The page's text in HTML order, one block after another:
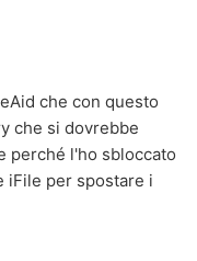
che con questo
che si dovrebbe
perché l'ho sbloccato
iFile per spostare i